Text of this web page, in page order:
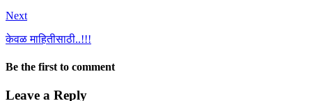
Next
केवळ माहितीसाठी..!!!
Be the first to comment
Leave a Reply